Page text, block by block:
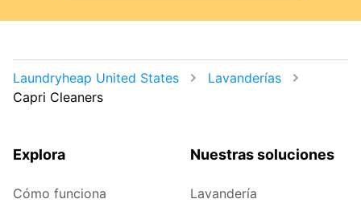
Laundryheap United States
Lavanderías
Capri Cleaners
Explora
Cómo funciona
Nuestras soluciones
Lavandería